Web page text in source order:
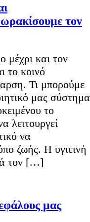
τον
μέχρι και τον
το κοινό
Τι μπορούμε
μας σύστημα
το
λειτουργεί
να
ζωής. Η υγιεινή
τον […]
μας